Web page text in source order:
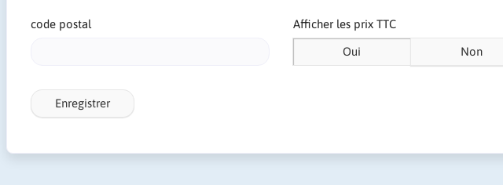
code postal Afficher les prix TTC
Oui Non
Enregistrer